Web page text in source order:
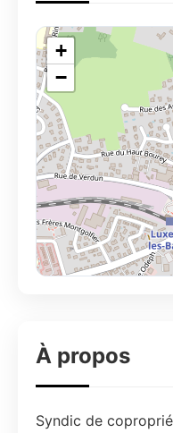
+
−
À propos
Syndic de